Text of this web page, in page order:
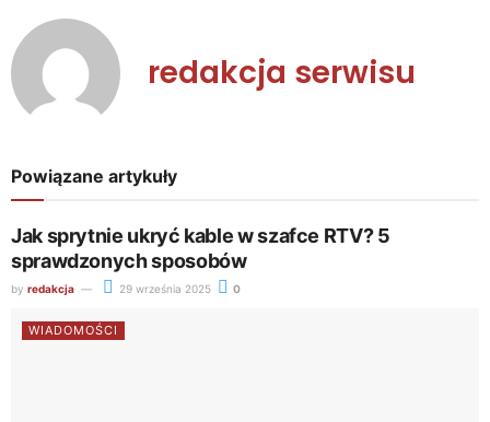
redakcja serwisu
Powiązane artykuły
Jak sprytnie ukryć kable w szafce RTV? 5
sprawdzonych sposobów
by redakcja 29 września 2025 0
WIADOMOŚCI